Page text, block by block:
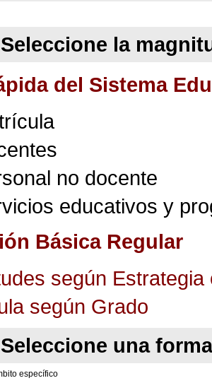
la
del Sistema
no docente
educativos y
Básica Regular
según
según Grado
una
específico